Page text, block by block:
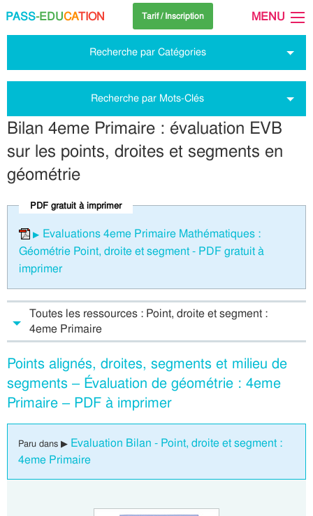
PASS-EDUCATION Tarif / Inscription MENU
Recherche par Catégories
Recherche par Mots-Clés
Bilan 4eme Primaire : évaluation EVB
sur les points, droites et segments en
géométrie
PDF gratuit à imprimer
Evaluations 4eme Primaire Mathématiques :
Géométrie Point, droite et segment - PDF gratuit à
imprimer
Toutes les ressources : Point, droite et segment :
4eme Primaire
Points alignés, droites, segments et milieu de
segments – Évaluation de géométrie : 4eme
Primaire – PDF à imprimer
Paru dans ▶ Evaluation Bilan - Point, droite et segment :
4eme Primaire